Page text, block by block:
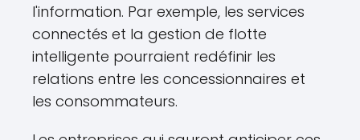
l'information. Par exemple, les services
connectés et la gestion de flotte
intelligente pourraient redéfinir les
relations entre les concessionnaires et
les consommateurs.